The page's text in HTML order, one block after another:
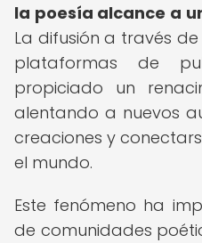
la poesía alcance a
La difusión a través
plataformas de
propiciado un
alentando a nuevos
creaciones y
el mundo.
Este fenómeno ha
de comunidades